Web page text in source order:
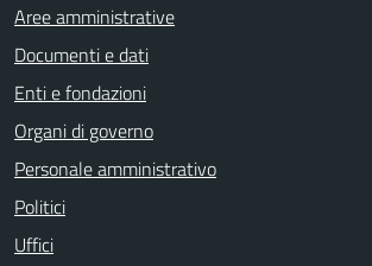
Aree amministrative
Documenti e dati
Enti e fondazioni
Organi di governo
Personale amministrativo
Politici
Uffici